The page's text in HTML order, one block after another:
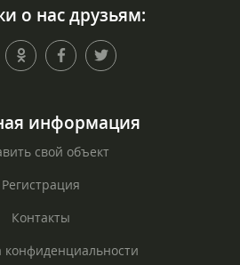
о нас друзьям:
информация
свой объект
Регистрация
Контакты
конфиденциальности